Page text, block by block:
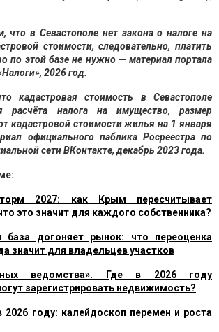
что в Севастополе нет закона о налоге на
стоимости, следовательно, платить
по этой базе не нужно — материал портала
2026 год.
кадастровая стоимость в Севастополе
расчёта налога на имущество, размер
кадастровой стоимости жилья на 1 января
официального паблика Росреестра по
сети ВКонтакте, декабрь 2023 года.
2027: как Крым пересчитывает
это значит для каждого собственника?
база догоняет рынок: что переоценка
значит для владельцев участков
ведомства». Где в 2026 году
зарегистрировать недвижимость?
2026 году: калейдоскоп перемен и роста